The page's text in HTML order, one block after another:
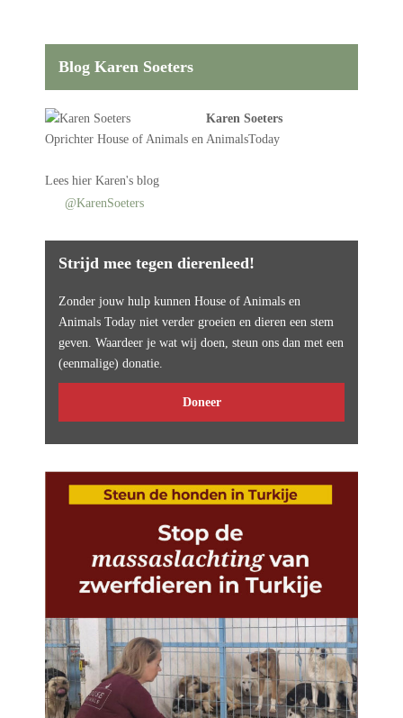
Blog Karen Soeters
Karen Soeters
Oprichter House of Animals en AnimalsToday
Lees hier Karen's blog
@KarenSoeters
Strijd mee tegen dierenleed!
Zonder jouw hulp kunnen House of Animals en
Animals Today niet verder groeien en dieren een stem
geven. Waardeer je wat wij doen, steun ons dan met een
(eenmalige) donatie.
Doneer